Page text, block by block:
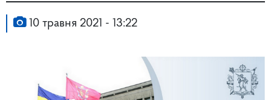
10 травня 2021 - 13:22